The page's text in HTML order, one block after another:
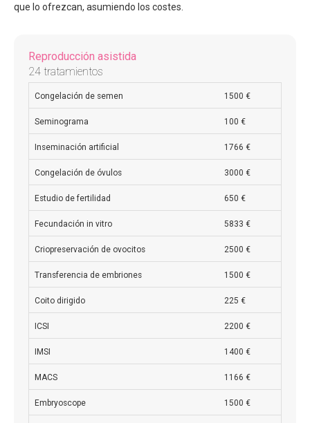
que lo ofrezcan, asumiendo los costes.
Reproducción asistida
24 tratamientos
Congelación de semen 1500 €
Seminograma 100 €
Inseminación artificial 1766 €
Congelación de óvulos 3000 €
Estudio de fertilidad 650 €
Fecundación in vitro 5833 €
Criopreservación de ovocitos 2500 €
Transferencia de embriones 1500 €
Coito dirigido 225 €
ICSI 2200 €
IMSI 1400 €
MACS 1166 €
Embryoscope 1500 €